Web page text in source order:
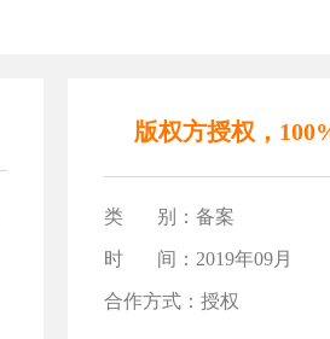
版权方授权，
类 别：备案
时 间：2019年09月
合作方式：授权